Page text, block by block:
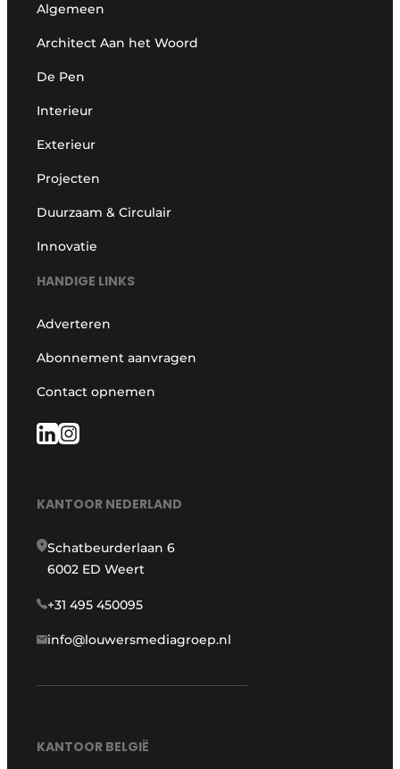
Algemeen
Architect Aan het Woord
De Pen
Interieur
Exterieur
Projecten
Duurzaam & Circulair
Innovatie
HANDIGE LINKS
Adverteren
Abonnement aanvragen
Contact opnemen
KANTOOR NEDERLAND
Schatbeurderlaan 6
6002 ED Weert
+31 495 450095
info@louwersmediagroep.nl
KANTOOR BELGIË